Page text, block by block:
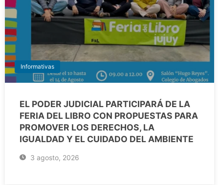
Informativas
EL PODER JUDICIAL PARTICIPARÁ DE LA
FERIA DEL LIBRO CON PROPUESTAS PARA
PROMOVER LOS DERECHOS, LA
IGUALDAD Y EL CUIDADO DEL AMBIENTE
3 agosto, 2026